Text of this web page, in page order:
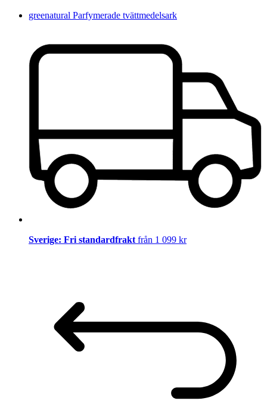
greenatural Parfymerade tvättmedelsark
Sverige: Fri standardfrakt från 1 099 kr